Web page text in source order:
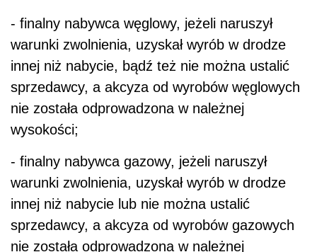
- finalny nabywca węglowy, jeżeli naruszył
warunki zwolnienia, uzyskał wyrób w drodze
innej niż nabycie, bądź też nie można ustalić
sprzedawcy, a akcyza od wyrobów węglowych
nie została odprowadzona w należnej
wysokości;
- finalny nabywca gazowy, jeżeli naruszył
warunki zwolnienia, uzyskał wyrób w drodze
innej niż nabycie lub nie można ustalić
sprzedawcy, a akcyza od wyrobów gazowych
nie została odprowadzona w należnej